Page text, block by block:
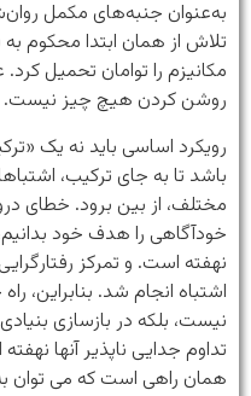
به‌عنوان جنبه‌های مکمل
تلاش از همان ابتدا محکوم به
مکانیزم را توامان تحمیل
روشن کردن هیچ چیز نیست.
رویکرد اساسی باید نه یک
باشد تا به جای ترکیب،
مختلف، از بین برود. خطای
خودآگاهی را هدف خود
نهفته است. و تمرکز
اشتباه انجام شد. بنابراین،
نیست، بلکه در بازسازی
تداوم جدایی ناپذیر آنها
همان راهی است که می توان